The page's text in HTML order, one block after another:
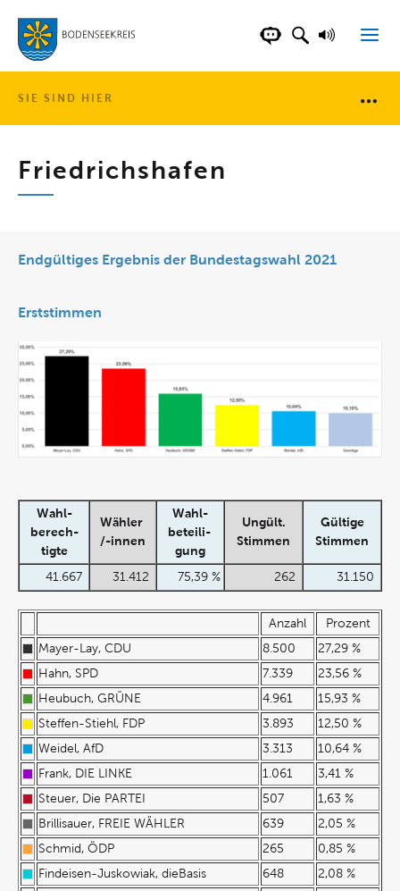
LANDKREISCHATBOT DER
SUCHFELD
SIE SIND HIER
Friedrichshafen
Endgültiges Ergebnis der Bundestagswahl 2021
Erststimmen
Wahl-
berech-
tigte
Wähler
/-innen
Wahl-
beteili-
gung
Ungült.
Stimmen
Gültige
Stimmen
41.667 31.412 75,39 % 262 31.150
Anzahl
Prozent
Mayer-Lay, CDU
8.500
27,29 %
Hahn, SPD
7.339
23,56 %
Heubuch, GRÜNE
4.961
15,93 %
Steffen-Stiehl, FDP
3.893
12,50 %
Weidel, AfD
3.313
10,64 %
Frank, DIE LINKE
1.061
3,41 %
Steuer, Die PARTEI
507
1,63 %
Brillisauer, FREIE WÄHLER
639
2,05 %
Schmid, ÖDP
265
0,85 %
Findeisen-Juskowiak, dieBasis
648
2,08 %